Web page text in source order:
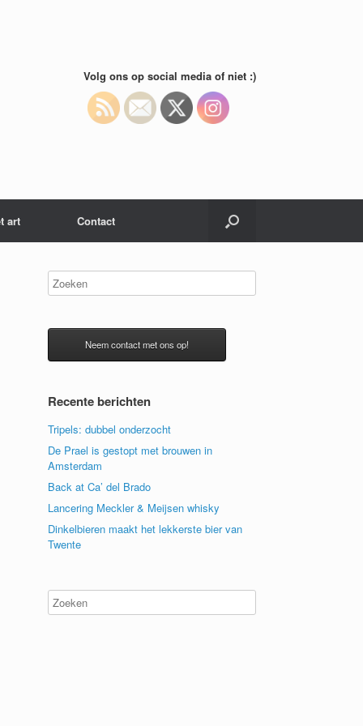
Volg ons op social media of niet :)
art Contact
Neem contact met ons op!
Recente berichten
Tripels: dubbel onderzocht
De Prael is gestopt met brouwen in
Amsterdam
Back at Ca’ del Brado
Lancering Meckler & Meijsen whisky
Dinkelbieren maakt het lekkerste bier van
Twente